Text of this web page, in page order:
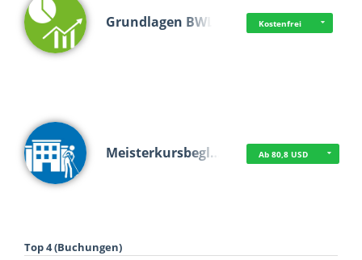
Grundlagen BWL Kostenfrei
Meisterkursbegl… Ab 80,8 USD
Top 4 (Buchungen)